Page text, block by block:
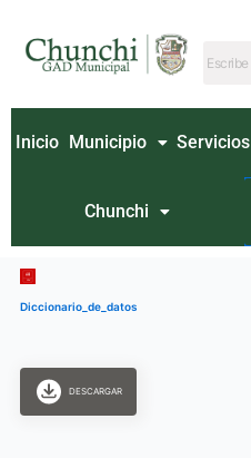
contenido
Inicio Municipio Servicios
Chunchi
Diccionario_de_datos
DESCARGAR